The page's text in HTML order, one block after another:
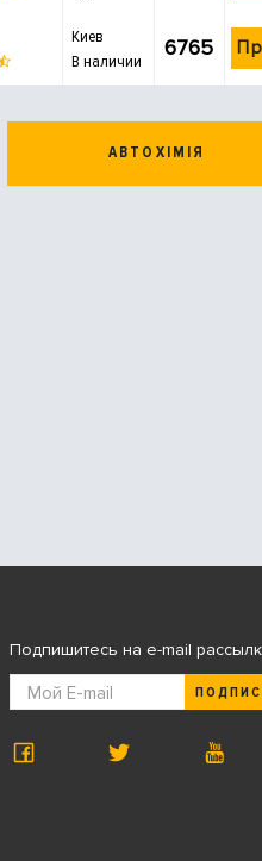
Киев
В наличии
6765
АВТОХІМІЯ
Подпишитесь на e-mail